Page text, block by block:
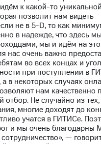
к какой-то уникальной
позволит нам видеть
не в 5-D,то как
в надежде, что здесь
мы и идём на
нас очень важно
во всех концах и
при поступлении в
в некоторых случаях
нам качественно
отбор. Не случайно из
многие доходят до
учатся в ГИТИСе.
и мы очень благодарны
—